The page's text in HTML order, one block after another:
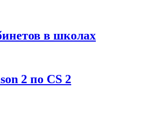
в школах
2 по CS 2